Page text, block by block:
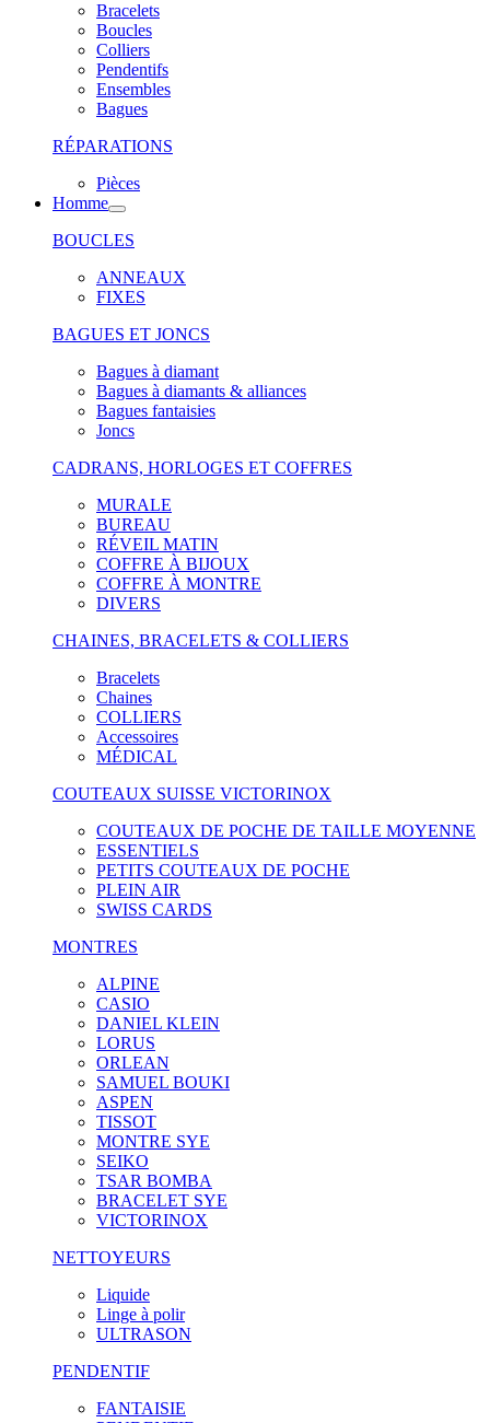
Bracelets
Boucles
Colliers
Pendentifs
Ensembles
Bagues
RÉPARATIONS
Pièces
Homme
BOUCLES
ANNEAUX
FIXES
BAGUES ET JONCS
Bagues à diamant
Bagues à diamants & alliances
Bagues fantaisies
Joncs
CADRANS, HORLOGES ET COFFRES
MURALE
BUREAU
RÉVEIL MATIN
COFFRE À BIJOUX
COFFRE À MONTRE
DIVERS
CHAINES, BRACELETS & COLLIERS
Bracelets
Chaines
COLLIERS
Accessoires
MÉDICAL
COUTEAUX SUISSE VICTORINOX
COUTEAUX DE POCHE DE TAILLE MOYENNE
ESSENTIELS
PETITS COUTEAUX DE POCHE
PLEIN AIR
SWISS CARDS
MONTRES
ALPINE
CASIO
DANIEL KLEIN
LORUS
ORLEAN
SAMUEL BOUKI
ASPEN
TISSOT
MONTRE SYE
SEIKO
TSAR BOMBA
BRACELET SYE
VICTORINOX
NETTOYEURS
Liquide
Linge à polir
ULTRASON
PENDENTIF
FANTAISIE